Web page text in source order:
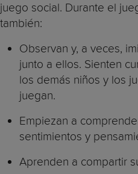
juego social. Durante el
también:
Observan y, a veces,
junto a ellos. Sienten
los demás niños y los
juegan.
Empiezan a
sentimientos y
Aprenden a compartir